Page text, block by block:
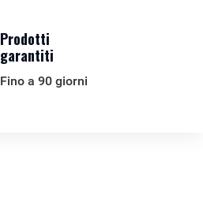
Prodotti
garantiti
Fino a 90 giorni